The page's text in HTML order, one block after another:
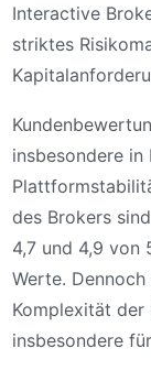
Interactive
striktes
insbesondere in
des Brokers
4,7 und 4,9 von
Werte.
Komplexität der
insbesondere